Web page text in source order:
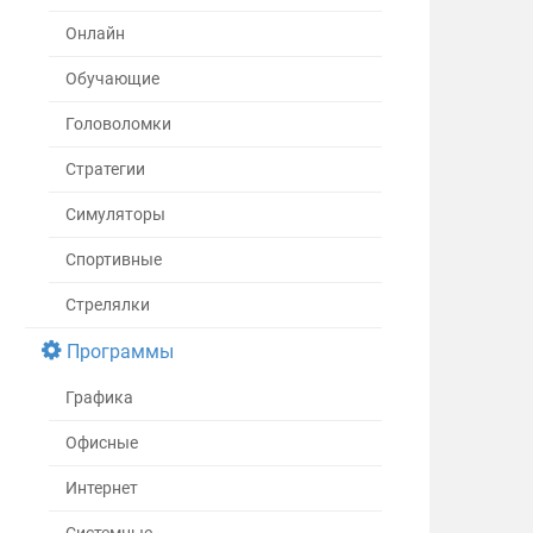
Онлайн
Обучающие
Головоломки
Стратегии
Симуляторы
Спортивные
Стрелялки
Программы
Графика
Офисные
Интернет